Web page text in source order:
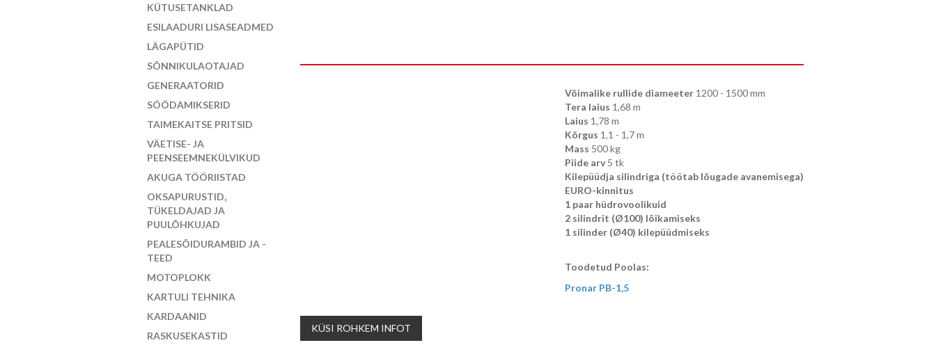
KÜTUSETANKLAD
ESILAADURI LISASEADMED
LÄGAPÜTID
SÕNNIKULAOTAJAD
GENERAATORID
SÖÖDAMIKSERID
TAIMEKAITSE PRITSID
VÄETISE- JA
PEENSEEMNEKÜLVIKUD
AKUGA TÖÖRIISTAD
OKSAPURUSTID,
TÜKELDAJAD JA
PUULÕHKUJAD
PEALESÕIDURAMBID JA -
TEED
MOTOPLOKK
KARTULI TEHNIKA
KARDAANID
RASKUSEKASTID
Võimalike rullide diameeter 1200 - 1500 mm
Tera laius 1,68 m
Laius 1,78 m
Kõrgus 1,1 - 1,7 m
Mass 500 kg
Piide arv5 tk
Kilepüüdja silindriga (töötab lõugade avanemisega)
EURO-kinnitus
1 paar hüdrovoolikuid
2 silindrit (Ø100) lõikamiseks
1 silinder (Ø40) kilepüüdmiseks
Toodetud Poolas:
Pronar PB-1,5
KÜSI ROHKEM INFOT